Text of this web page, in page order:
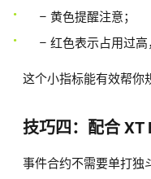
– 黄色提醒注意；
– 红色表示占用过高
这个小指标能有效帮你
技巧四：配合 XT
事件合约不需要单打独